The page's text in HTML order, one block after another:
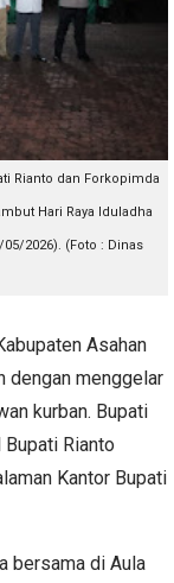
Rianto dan Forkopimda
Hari Raya Iduladha
2026). (Foto : Dinas
Asahan
dengan menggelar
kurban. Bupati
Rianto
Kantor Bupati
bersama di Aula